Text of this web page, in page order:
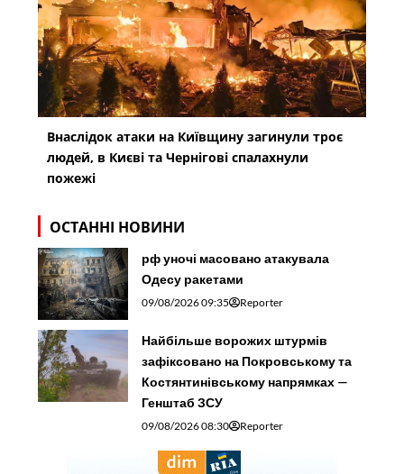
Внаслідок атаки на Київщину загинули троє
людей, в Києві та Чернігові спалахнули
пожежі
ОСТАННІ НОВИНИ
рф уночі масовано атакувала
Одесу ракетами
09/08/2026 09:35 Reporter
Найбільше ворожих штурмів
зафіксовано на Покровському та
Костянтинівському напрямках —
Генштаб ЗСУ
09/08/2026 08:30 Reporter